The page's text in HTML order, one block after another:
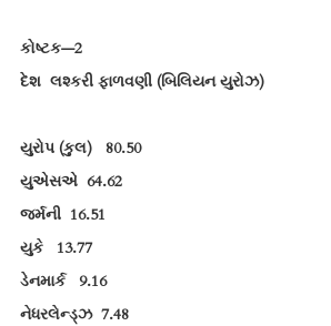
કોષ્ટક—2
દેશ લશ્કરી ફાળવણી (બિલિયન યુરોઝ)
યુરોપ (કુલ)80.50
યુએસએ64.62
જર્મની 16.51
યુકે 13.77
ડેનમાર્ક9.16
નેધરલેન્ડ્ઝ7.48